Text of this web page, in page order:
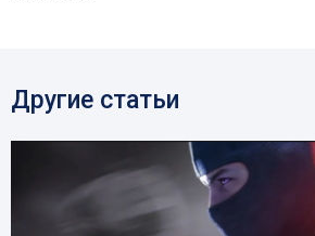
Другие статьи